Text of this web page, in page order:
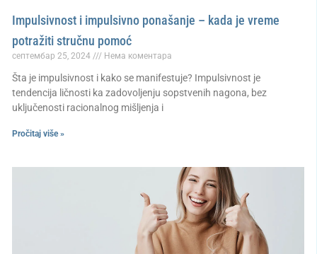
Impulsivnost i impulsivno ponašanje – kada je vreme
potražiti stručnu pomoć
септембар 25, 2024 Нема коментара
Šta je impulsivnost i kako se manifestuje? Impulsivnost je
tendencija ličnosti ka zadovoljenju sopstvenih nagona, bez
uključenosti racionalnog mišljenja i
Pročitaj više »